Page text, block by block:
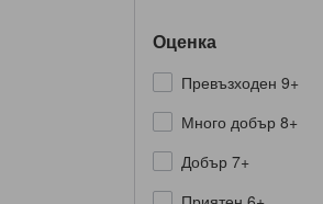
Оценка
Превъзходен 9+
Много добър 8+
Добър 7+